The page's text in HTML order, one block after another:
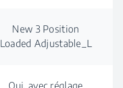
New 3 Position
Loaded Adjustable_L
Oui, avec réglage